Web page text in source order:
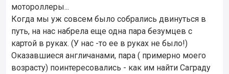
мотороллеры...
Когда мы уж совсем было собрались двинуться в
путь, на нас набрела еще одна пара безумцев с
картой в руках. (У нас -то ее в руках не было!)
Оказавшиеся англичанами, пара ( примерно моего
возрасту) поинтересовались - как им найти Саграду